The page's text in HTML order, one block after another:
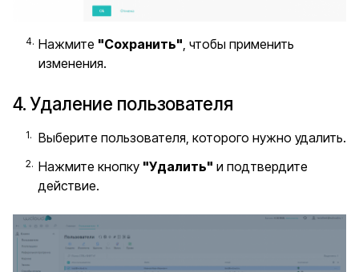
Нажмите "Сохранить" , чтобы применить
изменения.
4. Удаление пользователя
Выберите пользователя, которого нужно удалить.
Нажмите кнопку "Удалить" и подтвердите
действие.